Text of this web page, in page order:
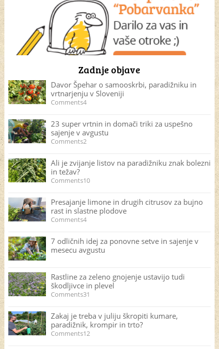
Zadnje objave
Davor Špehar o samooskrbi, paradižniku in
vrtnarjenju v Sloveniji
Comments4
23 super vrtnin in domači triki za uspešno
sajenje v avgustu
Comments2
Ali je zvijanje listov na paradižniku znak bolezni
in težav?
Comments10
Presajanje limone in drugih citrusov za bujno
rast in slastne plodove
Comments4
7 odličnih idej za ponovne setve in sajenje v
mesecu avgustu
Rastline za zeleno gnojenje ustavijo tudi
škodljivce in plevel
Comments31
Zakaj je treba v juliju škropiti kumare,
paradižnik, krompir in trto?
Comments12